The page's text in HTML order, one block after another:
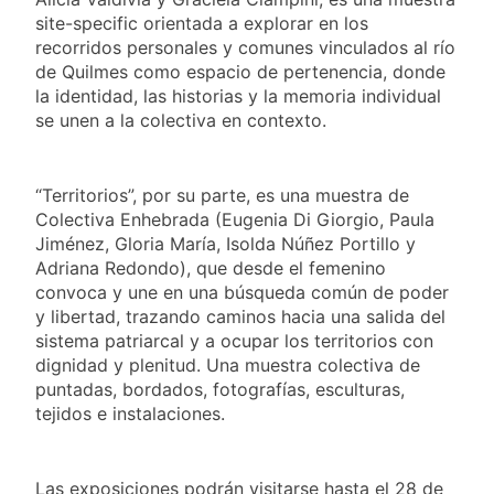
tiempo y llegan las
temperaturas más
bajas de la semana
1 Día Atrás
Día de San Cayetano:
por qué se celebra
cada 7 de agosto y
qué representa para
los argentinos
1 Día Atrás
El Senado aprobó la
ley de propiedad
eliminar otro capítulo
Congreso durante la
protesta contra la
Ley de Propiedad
Privada: hubo
detenidos y
enfrentamientos
2 Días Atrás
La Fiscalía rechazó el
pedido para
suspender el juicio
contra Pity Alvarez
2 Días Atrás
67 barrios full LED en
Florencio Varela
2 Días Atrás
El temporal se
de frío con mínimas
contra la Ley de
site-specific orientada a explorar en los
recorridos personales y comunes vinculados al río
de Quilmes como espacio de pertenencia, donde
la identidad, las historias y la memoria individual
se unen a la colectiva en contexto.
“Territorios”, por su parte, es una muestra de
Colectiva Enhebrada (Eugenia Di Giorgio, Paula
Jiménez, Gloria María, Isolda Núñez Portillo y
Adriana Redondo), que desde el femenino
convoca y une en una búsqueda común de poder
y libertad, trazando caminos hacia una salida del
sistema patriarcal y a ocupar los territorios con
dignidad y plenitud. Una muestra colectiva de
puntadas, bordados, fotografías, esculturas,
tejidos e instalaciones.
Las exposiciones podrán visitarse hasta el 28 de